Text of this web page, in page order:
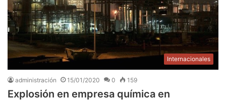
Internacionales
administración 15/01/2020 0 159
Explosión en empresa química en